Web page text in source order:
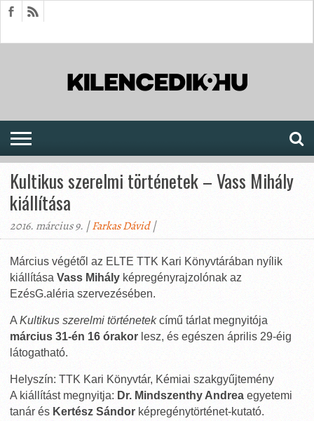
Kultikus szerelmi történetek – Vass Mihály
kiállítása
2016. március 9. |Farkas Dávid|
Március végétől az ELTE TTK Kari Könyvtárában nyílik
kiállítása Vass Mihály képregényrajzolónak az
EzésG.aléria szervezésében.
AKultikus szerelmi történetekcímű tárlat megnyitója
március 31-én 16 órakor lesz, és egészen április 29-éig
látogatható.
Helyszín: TTK Kari Könyvtár, Kémiai szakgyűjtemény
A kiállítást megnyitja: Dr. Mindszenthy Andrea egyetemi
tanár és Kertész Sándor képregénytörténet-kutató.